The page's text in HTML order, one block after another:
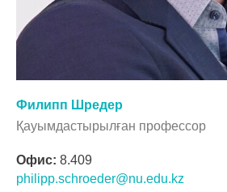
Филипп Шредер
Қауымдастырылған профессор
Офис: 8.409
philipp.schroeder@nu.edu.kz